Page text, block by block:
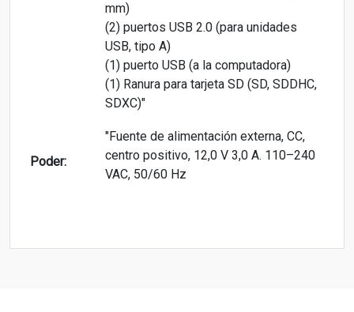
mm)
(2) puertos USB 2.0 (para unidades
USB, tipo A)
(1) puerto USB (a la computadora)
(1) Ranura para tarjeta SD (SD, SDDHC,
SDXC)"
Poder:
"Fuente de alimentación externa, CC,
centro positivo, 12,0 V 3,0 A. 110–240
VAC, 50/60 Hz